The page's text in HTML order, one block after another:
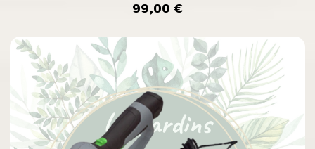
prix
99,00 €